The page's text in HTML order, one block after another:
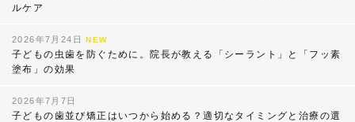
ルケア
2026年7月24日NEW
子どもの虫歯を防ぐために。院長が教える「シーラント」と「フッ素
塗布」の効果
2026年7月7日
子どもの歯並び矯正はいつから始める？適切なタイミングと治療の選